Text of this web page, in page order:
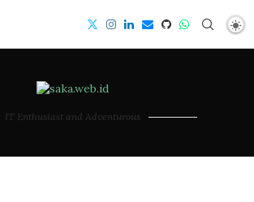
IT Enthusiast and Adventurous